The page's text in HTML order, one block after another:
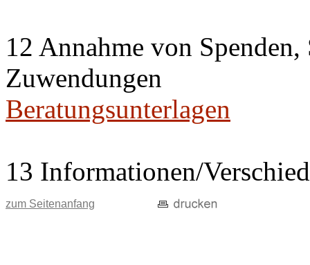
12 Annahme von
Zuwendungen
Beratungsunterlagen
13 Informationen/
zum Seitenanfang